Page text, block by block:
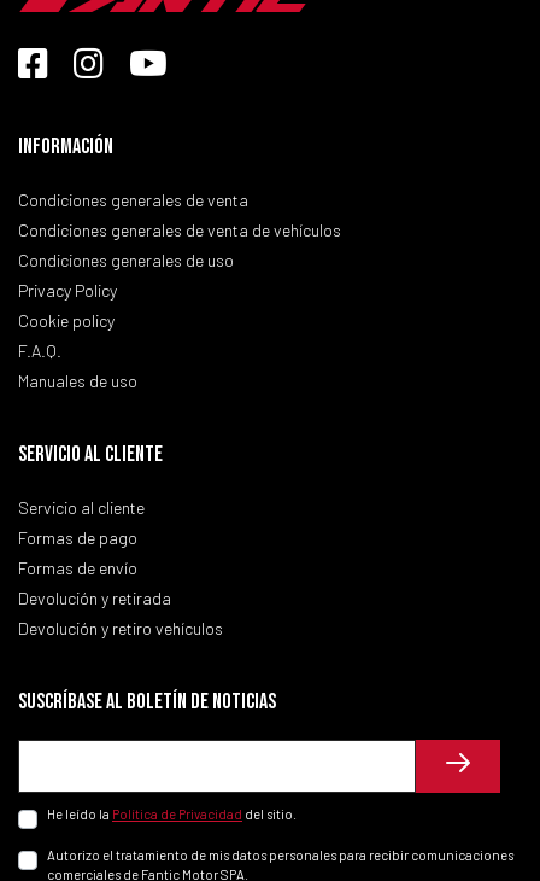
Información
Condiciones generales de venta
Condiciones generales de venta de vehículos
Condiciones generales de uso
Privacy Policy
Cookie policy
F.A.Q.
Manuales de uso
SERVICIO AL CLIENTE
Servicio al cliente
Formas de pago
Formas de envío
Devolución y retirada
Devolución y retiro vehículos
Suscríbase al boletín de noticias
He leído la Política de Privacidad del sitio.
Autorizo el tratamiento de mis datos personales para recibir comunicaciones
comerciales de Fantic Motor SPA.